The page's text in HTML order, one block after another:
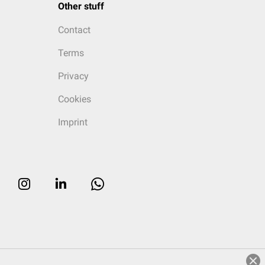
Other stuff
Contact
Terms
Privacy
Cookies
Imprint